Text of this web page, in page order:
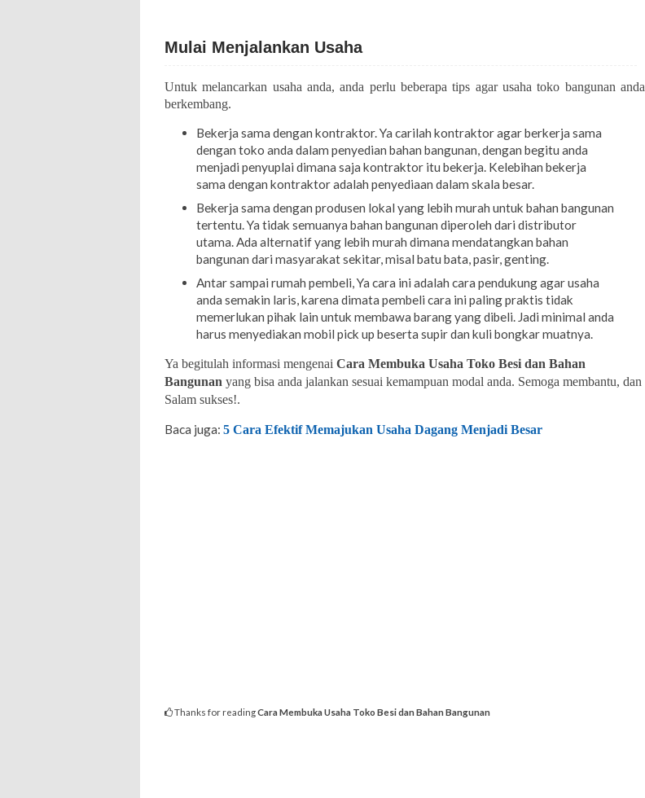
Mulai Menjalankan Usaha
Untuk melancarkan usaha anda, anda perlu beberapa tips agar usaha toko bangunan anda
berkembang.
Bekerja sama dengan kontraktor. Ya carilah kontraktor agar berkerja sama
dengan toko anda dalam penyedian bahan bangunan, dengan begitu anda
menjadi penyuplai dimana saja kontraktor itu bekerja. Kelebihan bekerja
sama dengan kontraktor adalah penyediaan dalam skala besar.
Bekerja sama dengan produsen lokal yang lebih murah untuk bahan bangunan
tertentu. Ya tidak semuanya bahan bangunan diperoleh dari distributor
utama. Ada alternatif yang lebih murah dimana mendatangkan bahan
bangunan dari masyarakat sekitar, misal batu bata, pasir, genting.
Antar sampai rumah pembeli, Ya cara ini adalah cara pendukung agar usaha
anda semakin laris, karena dimata pembeli cara ini paling praktis tidak
memerlukan pihak lain untuk membawa barang yang dibeli. Jadi minimal anda
harus menyediakan mobil pick up beserta supir dan kuli bongkar muatnya.
Ya begitulah informasi mengenai Cara Membuka Usaha Toko Besi dan Bahan
Bangunan yang bisa anda jalankan sesuai kemampuan modal anda. Semoga membantu, dan
Salam sukses!.
Baca juga: 5 Cara Efektif Memajukan Usaha Dagang Menjadi Besar
Thanks for readingCara Membuka Usaha Toko Besi dan Bahan Bangunan